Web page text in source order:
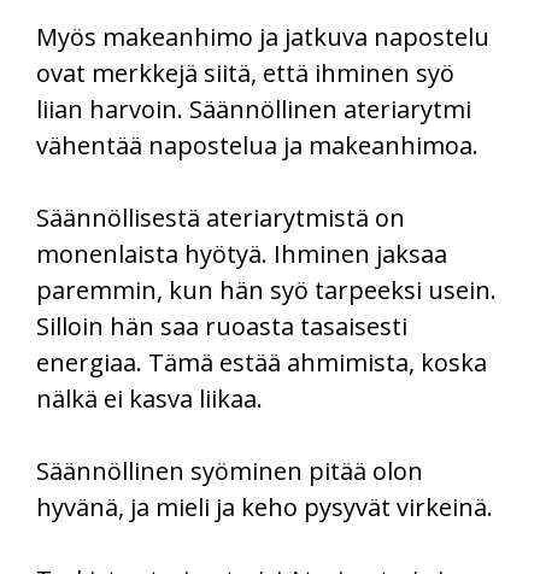
Myös makeanhimo ja jatkuva napostelu
ovat merkkejä siitä, että ihminen syö
liian harvoin. Säännöllinen ateriarytmi
vähentää napostelua ja makeanhimoa.
Säännöllisestä ateriarytmistä on
monenlaista hyötyä. Ihminen jaksaa
paremmin, kun hän syö tarpeeksi usein.
Silloin hän saa ruoasta tasaisesti
energiaa. Tämä estää ahmimista, koska
nälkä ei kasva liikaa.
Säännöllinen syöminen pitää olon
hyvänä, ja mieli ja keho pysyvät virkeinä.